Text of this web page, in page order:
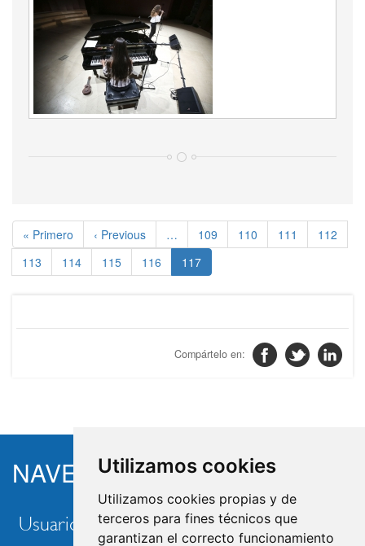
Utilizamos cookies
Utilizamos cookies propias y de
terceros para fines técnicos que
garantizan el correcto funcionamiento
Primera
página
« Primero
Página
anterior
‹ Previous … Page
109 Page
110 Page
111 Page
112
Page
113 Page
114 Page
115 Page
116
Página
actual
117
NAVEGACIÓN POR...
Usuario